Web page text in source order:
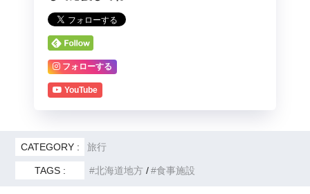
フォローする
YouTube
CATEGORY : 旅行
TAGS : 北海道地方 食事施設